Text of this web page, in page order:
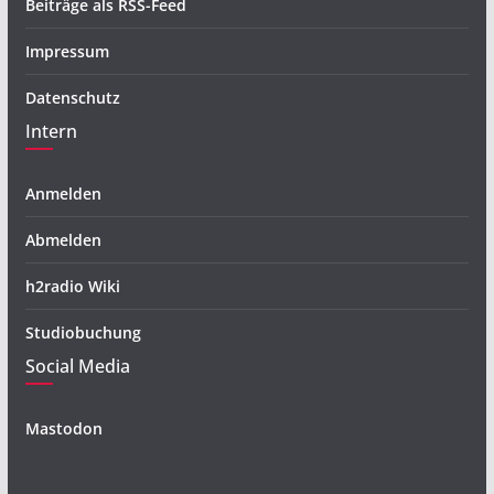
Beiträge als RSS-Feed
Impressum
Datenschutz
Intern
Anmelden
Abmelden
h2radio Wiki
Studiobuchung
Social Media
Mastodon